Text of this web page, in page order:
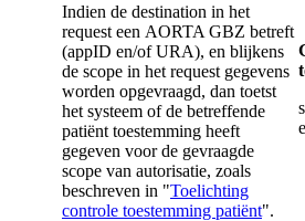
Indien de destination in het
request een AORTA GBZ betreft
(appID en/of URA), en blijkens
de scope in het request gegevens
worden opgevraagd, dan toetst
het systeem of de betreffende
patiënt toestemming heeft
gegeven voor de gevraagde
scope van autorisatie, zoals
beschreven in "Toelichting
controle toestemming patiënt".